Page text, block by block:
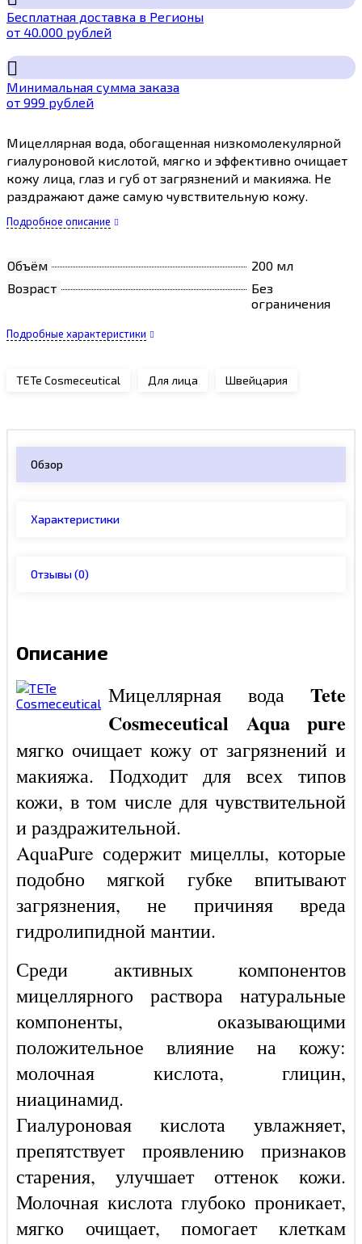
Мицеллярная вода, обогащенная низкомолекулярной
гиалуроновой кислотой, мягко и эффективно очищает
кожу лица, глаз и губ от загрязнений и макияжа. Не
раздражают даже самую чувствительную кожу.
Подробное описание
Объём
200 мл
Возраст
Без
ограничения
Подробные характеристики
TETe Cosmeceutical Для лица Швейцария
Бесплатная доставка в Регионы
от 40.000 рублей
Минимальная сумма заказа
от 999 рублей
Обзор
Характеристики
Отзывы(0)
Описание
Мицеллярная водаTete
Cosmeceutical Aqua pure
мягко очищает кожу от загрязнений и
макияжа. Подходит для всех типов
кожи, в том числе для чувствительной
и раздражительной.
AquaPure содержит мицеллы, которые
подобно мягкой губке впитывают
загрязнения, не причиняя вреда
гидролипидной мантии.
Среди активных компонентов
мицеллярного раствора натуральные
компоненты, оказывающими
положительное влияние на кожу:
молочная кислота, глицин,
ниацинамид.
Гиалуроновая кислота увлажняет,
препятствует проявлению признаков
старения, улучшает оттенок кожи.
Молочная кислота глубоко проникает,
мягко очищает, помогает клеткам